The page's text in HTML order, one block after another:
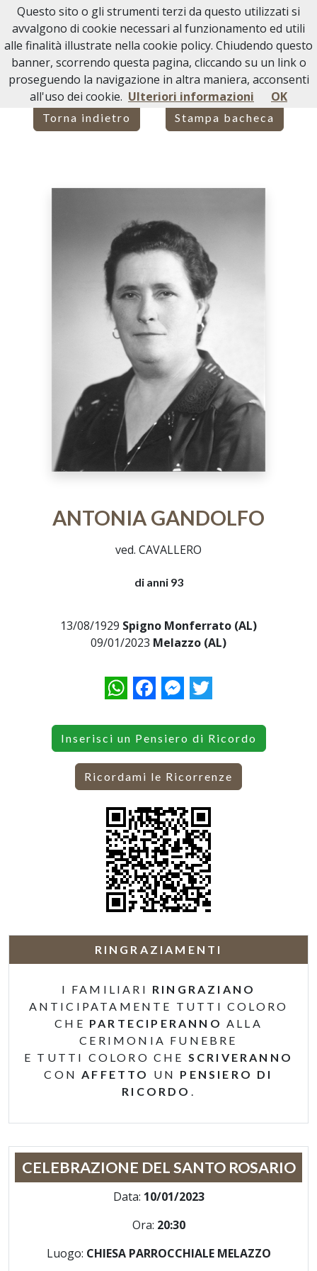
Necrologi Acqui Terme
ANTONIA GANDOLFO
Torna indietro Stampa bacheca
ANTONIA GANDOLFO
ved. CAVALLERO
di anni 93
13/08/1929 Spigno Monferrato (AL)
09/01/2023 Melazzo (AL)
WhatsAppFacebookMessenger
Twitter
Inserisci un Pensiero di Ricordo
Ricordami le Ricorrenze
RINGRAZIAMENTI
I FAMILIARI RINGRAZIANO
ANTICIPATAMENTE TUTTI COLORO
CHE PARTECIPERANNO ALLA
CERIMONIA FUNEBRE
E TUTTI COLORO CHE SCRIVERANNO
CONAFFETTO UN PENSIERO DI
RICORDO .
CELEBRAZIONE DEL SANTO ROSARIO
Data: 10/01/2023
Ora: 20:30
Luogo: CHIESA PARROCCHIALE MELAZZO
Questo sito o gli strumenti terzi da questo utilizzati si
avvalgono di cookie necessari al funzionamento ed utili
alle finalità illustrate nella cookie policy. Chiudendo questo
banner, scorrendo questa pagina, cliccando su un link o
proseguendo la navigazione in altra maniera, acconsenti
all'uso dei cookie. Ulteriori informazioni OK